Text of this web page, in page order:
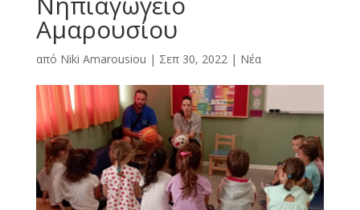
Αμαρουσίου
από Niki Amarousiou | Σεπ 30, 2022| Νέα